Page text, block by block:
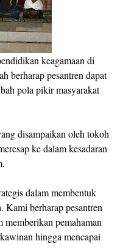
keagamaan di
berharap pesantren dapat
pola pikir masyarakat
disampaikan oleh tokoh
ke dalam kesadaran
dalam membentuk
Kami berharap pesantren
memberikan pemahaman
hingga mencapai